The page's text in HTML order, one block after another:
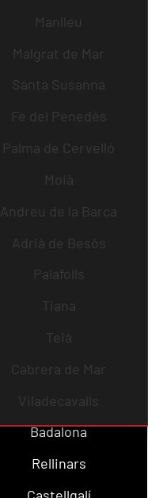
Manlleu
Malgrat de Mar
Santa Susanna
Fe del Penedès
Palma de Cervelló
Moià
Andreu de la Barca
Adrià de Besòs
Palafolls
Tiana
Teià
Cabrera de Mar
Viladecavalls
Badalona
Rellinars